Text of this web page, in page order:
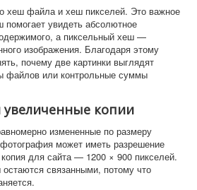
хеш файла и хеш пикселей. Это важное
увидеть абсолютное
а пиксельный хеш —
изображения. Благодаря этому
почему две картинки выглядят
файлов или контрольные суммы
копии
измененные по размеру
может иметь разрешение
для сайта — 1200 × 900 пикселей.
связанными, потому что